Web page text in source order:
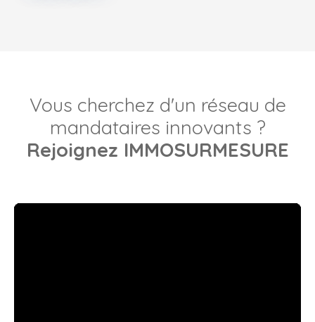
Vous cherchez d'un réseau de
mandataires innovants ?
Rejoignez IMMOSURMESURE